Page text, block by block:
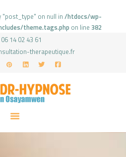
on null in /htdocs/wp-
theme.tags.php on line 382
06 14 02 43 61
therapeutique.fr